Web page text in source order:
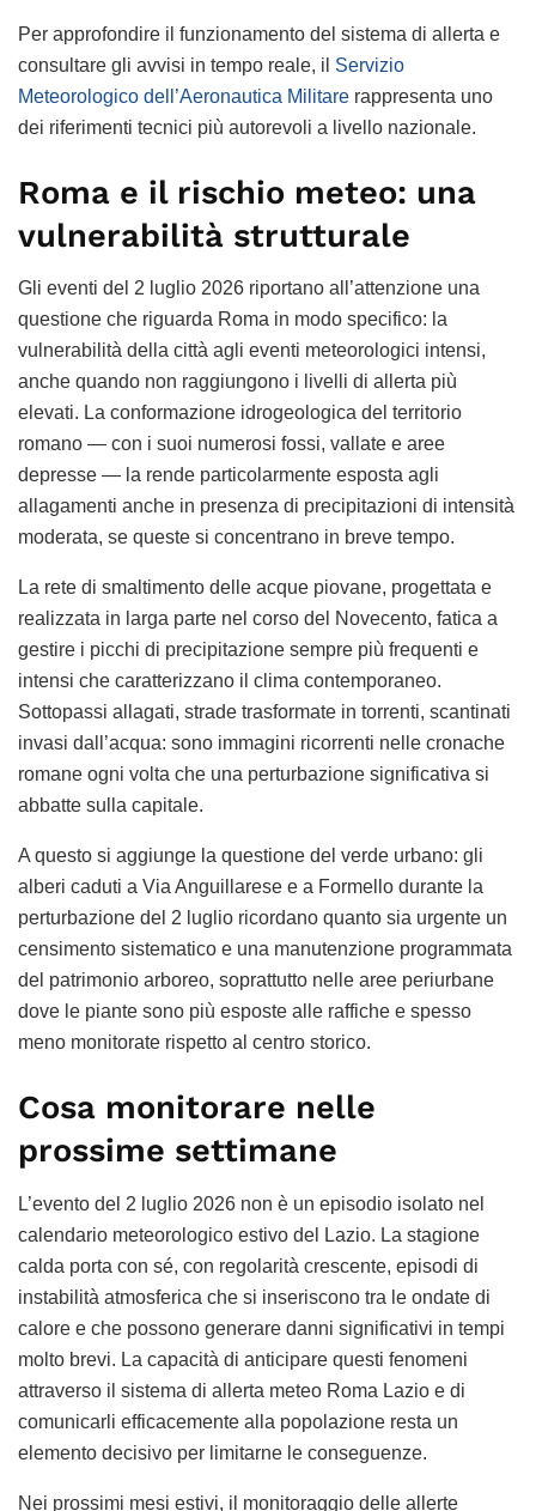
Per approfondire il funzionamento del sistema di allerta e
consultare gli avvisi in tempo reale, il Servizio
Meteorologico dell’Aeronautica Militare rappresenta uno
dei riferimenti tecnici più autorevoli a livello nazionale.
Roma e il rischio meteo: una
vulnerabilità strutturale
Gli eventi del 2 luglio 2026 riportano all’attenzione una
questione che riguarda Roma in modo specifico: la
vulnerabilità della città agli eventi meteorologici intensi,
anche quando non raggiungono i livelli di allerta più
elevati. La conformazione idrogeologica del territorio
romano — con i suoi numerosi fossi, vallate e aree
depresse — la rende particolarmente esposta agli
allagamenti anche in presenza di precipitazioni di intensità
moderata, se queste si concentrano in breve tempo.
La rete di smaltimento delle acque piovane, progettata e
realizzata in larga parte nel corso del Novecento, fatica a
gestire i picchi di precipitazione sempre più frequenti e
intensi che caratterizzano il clima contemporaneo.
Sottopassi allagati, strade trasformate in torrenti, scantinati
invasi dall’acqua: sono immagini ricorrenti nelle cronache
romane ogni volta che una perturbazione significativa si
abbatte sulla capitale.
A questo si aggiunge la questione del verde urbano: gli
alberi caduti a Via Anguillarese e a Formello durante la
perturbazione del 2 luglio ricordano quanto sia urgente un
censimento sistematico e una manutenzione programmata
del patrimonio arboreo, soprattutto nelle aree periurbane
dove le piante sono più esposte alle raffiche e spesso
meno monitorate rispetto al centro storico.
Cosa monitorare nelle
prossime settimane
L’evento del 2 luglio 2026 non è un episodio isolato nel
calendario meteorologico estivo del Lazio. La stagione
calda porta con sé, con regolarità crescente, episodi di
instabilità atmosferica che si inseriscono tra le ondate di
calore e che possono generare danni significativi in tempi
molto brevi. La capacità di anticipare questi fenomeni
attraverso il sistema di allerta meteo Roma Lazio e di
comunicarli efficacemente alla popolazione resta un
elemento decisivo per limitarne le conseguenze.
Nei prossimi mesi estivi, il monitoraggio delle allerte